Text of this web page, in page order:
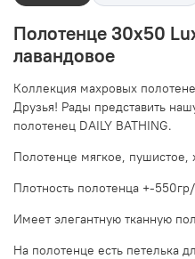
Полотенце 30x50
лавандовое
Коллекция махровых
Друзья! Рады представить
полотенец DAILY BATHING.
Полотенце мягкое, пушистое,
Плотность полотенца +-
Имеет элегантную тканную
На полотенце есть петелька